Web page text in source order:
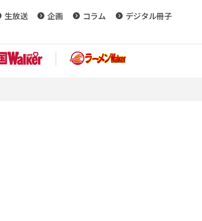
生放送 企画 コラム
デジタル冊子